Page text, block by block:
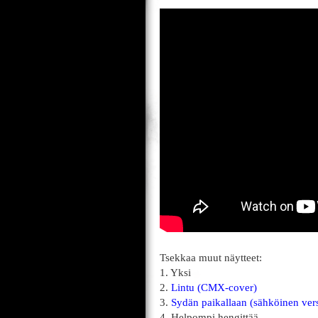
Tsekkaa muut näytteet:
1. Yksi
2. Lintu (CMX-cover)
3. Sydän paikallaan (sähköinen